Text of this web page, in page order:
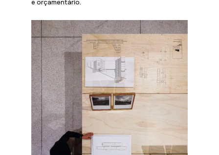
e orçamentário.